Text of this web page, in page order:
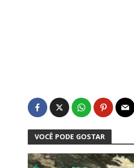
VOCÊ PODE GOSTAR